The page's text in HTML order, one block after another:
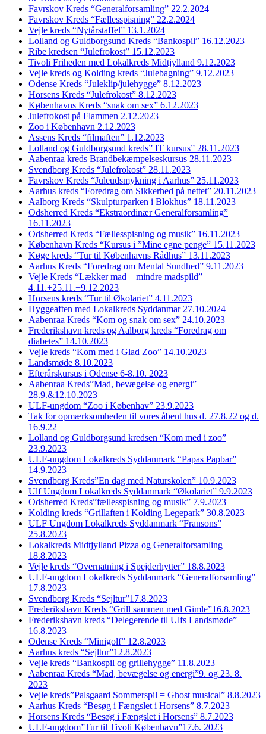
Favrskov Kreds “Generalforsamling” 22.2.2024
Favrskov Kreds “Fællesspisning” 22.2.2024
Vejle kreds “Nytårstaffel” 13.1.2024
Lolland og Guldborgsund Kreds “Bankospil” 16.12.2023
Ribe kredsen “Julefrokost” 15.12.2023
Tivoli Friheden med Lokalkreds Midtjylland 9.12.2023
Vejle kreds og Kolding kreds “Julebagning” 9.12.2023
Odense Kreds “Juleklip/julehygge” 8.12.2023
Horsens Kreds “Julefrokost” 8.12.2023
Københavns Kreds “snak om sex” 6.12.2023
Julefrokost på Flammen 2.12.2023
Zoo i København 2.12.2023
Assens Kreds “filmaften” 1.12.2023
Lolland og Guldborgsund kreds” IT kursus” 28.11.2023
Aabenraa kreds Brandbekæmpelseskursus 28.11.2023
Svendborg Kreds “Julefrokost” 28.11.2023
Favrskov Kreds “Juleudsmykning i Aarhus” 25.11.2023
Aarhus kreds “Foredrag om Sikkerhed på nettet” 20.11.2023
Aalborg Kreds “Skulpturparken i Blokhus” 18.11.2023
Odsherred Kreds “Ekstraordinær Generalforsamling”
16.11.2023
Odsherred Kreds “Fællesspisning og musik” 16.11.2023
København Kreds “Kursus i ”Mine egne penge” 15.11.2023
Køge kreds “Tur til Københavns Rådhus” 13.11.2023
Aarhus Kreds “Foredrag om Mental Sundhed” 9.11.2023
Vejle Kreds “Lækker mad – mindre madspild”
4.11.+25.11.+9.12.2023
Horsens kreds “Tur til Økolariet” 4.11.2023
Hyggeaften med Lokalkreds Syddanmar 27.10.2024
Aabenraa Kreds “Kom og snak om sex” 24.10.2023
Frederikshavn kreds og Aalborg kreds “Foredrag om
diabetes” 14.10.2023
Vejle kreds “Kom med i Glad Zoo” 14.10.2023
Landsmøde 8.10.2023
Efterårskursus i Odense 6-8.10. 2023
Aabenraa Kreds”Mad, bevægelse og energi”
28.9.&12.10.2023
ULF-ungdom “Zoo i Københav” 23.9.2023
Tak for opmærksomheden til vores åbent hus d. 27.8.22 og d.
16.9.22
Lolland og Guldborgsund kredsen “Kom med i zoo”
23.9.2023
ULF-ungdom Lokalkreds Syddanmark “Papas Papbar”
14.9.2023
Svendborg Kreds”En dag med Naturskolen” 10.9.2023
Ulf Ungdom Lokalkreds Syddanmark “Økolariet” 9.9.2023
Odsherred Kreds”fællesspisning og musik” 7.9.2023
Kolding kreds “Grillaften i Kolding Legepark” 30.8.2023
ULF Ungdom Lokalkreds Syddanmark “Fransons”
25.8.2023
Lokalkreds Midtjylland Pizza og Generalforsamling
18.8.2023
Vejle kreds “Overnatning i Spejderhytter” 18.8.2023
ULF-ungdom Lokalkreds Syddanmark “Generalforsamling”
17.8.2023
Svendborg Kreds “Sejltur”17.8.2023
Frederikshavn Kreds “Grill sammen med Gimle”16.8.2023
Frederikshavn kreds “Delegerende til Ulfs Landsmøde”
16.8.2023
Odense Kreds “Minigolf” 12.8.2023
Aarhus kreds “Sejltur”12.8.2023
Vejle kreds “Bankospil og grillehygge” 11.8.2023
Aabenraa Kreds “Mad, bevægelse og energi”9. og 23. 8.
2023
Vejle kreds”Palsgaard Sommerspil = Ghost musical” 8.8.2023
Aarhus Kreds “Besøg i Fængslet i Horsens” 8.7.2023
Horsens Kreds “Besøg i Fængslet i Horsens” 8.7.2023
ULF-ungdom”Tur til Tivoli København”17.6. 2023